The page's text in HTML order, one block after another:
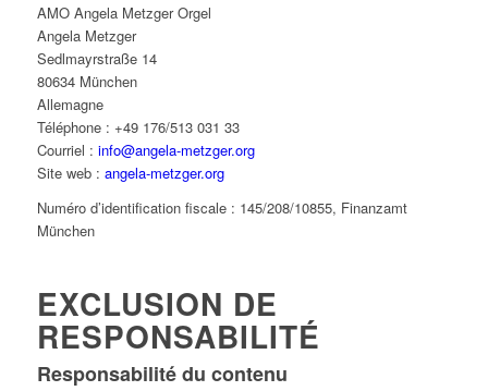
AMO Angela Metzger Orgel
Angela Metzger
Sedlmayrstraße 14
80634 München
Allemagne
Téléphone : +49 176/513 031 33
Courriel : info@angela-metzger.org
Site web : angela-metzger.org
Numéro d’identification fiscale : 145/208/10855, Finanzamt
München
EXCLUSION DE
RESPONSABILITÉ
Responsabilité du contenu